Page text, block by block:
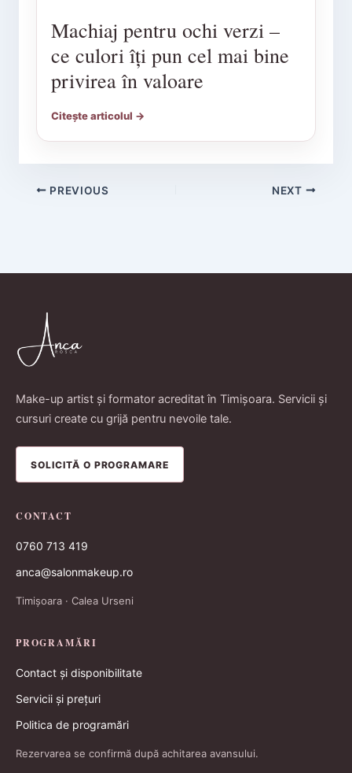
Machiaj pentru ochi verzi –
ce culori îți pun cel mai bine
privirea în valoare
Citește articolul →
PREVIOUS NEXT
Make-up artist și formator acreditat în Timișoara. Servicii și
cursuri create cu grijă pentru nevoile tale.
SOLICITĂ O PROGRAMARE
CONTACT
0760 713 419
anca@salonmakeup.ro
Timișoara · Calea Urseni
PROGRAMĂRI
Contact și disponibilitate
Servicii și prețuri
Politica de programări
Rezervarea se confirmă după achitarea avansului.